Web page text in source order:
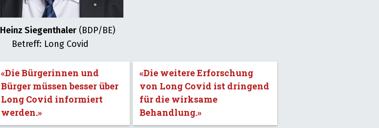
Heinz Siegenthaler(BDP/BE)
Betreff: Long Covid
«Die Bürgerinnen und
Bürger müssen besser über
Long Covid informiert
werden.»
«Die weitere Erforschung
von Long Covid ist dringend
für die wirksame
Behandlung.»